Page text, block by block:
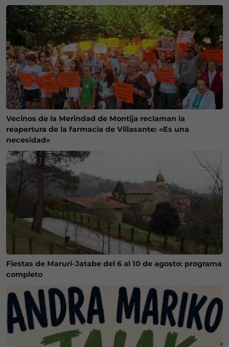
Vecinos de la Merindad de Montija reclaman la
reapertura de la farmacia de Villasante: «Es una
necesidad»
Fiestas de Maruri-Jatabe del 6 al 10 de agosto: programa
completo